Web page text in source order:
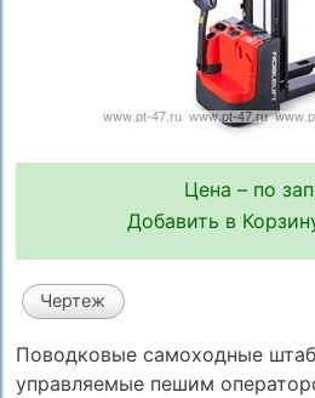
Цена – по
Добавить в
Чертеж
Поводковые самоходные
управляемые пешим